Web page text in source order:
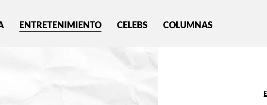
ENTRETENIMIENTO CELEBS COLUMNAS